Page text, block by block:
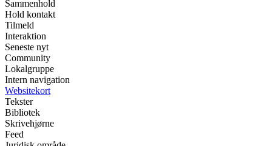
Sammenhold
Hold kontakt
Tilmeld
Interaktion
Seneste nyt
Community
Lokalgruppe
Intern navigation
Websitekort
Tekster
Bibliotek
Skrivehjørne
Feed